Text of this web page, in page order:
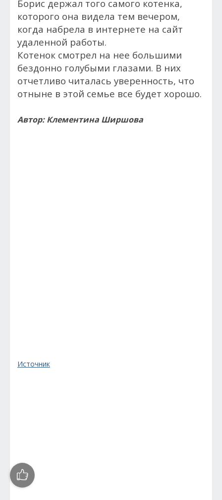
Борис держал того самого котенка,
которого она видела тем вечером,
когда набрела в интернете на сайт
удаленной работы.
Котенок смотрел на нее большими
бездонно голубыми глазами. В них
отчетливо читалась уверенность, что
отныне в этой семье все будет хорошо.
Автор: Клементина Ширшова
Источник